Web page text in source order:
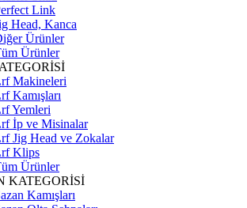
Link
Head, Kanca
Ürünler
Ürünler
Makineleri
Kamışları
Yemleri
İp ve Misinalar
Jig Head ve Zokalar
Klips
Ürünler
KATEGORİSİ
Kamışları